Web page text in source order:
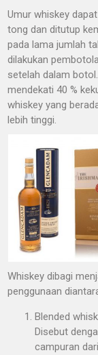
Umur whiskey
tong dan ditutup
pada lama jumlah
dilakukan
setelah dalam
mendekati 40 %
whiskey yang
lebih tinggi.
Whiskey dibagi
penggunaan
Blended
Disebut
campuran